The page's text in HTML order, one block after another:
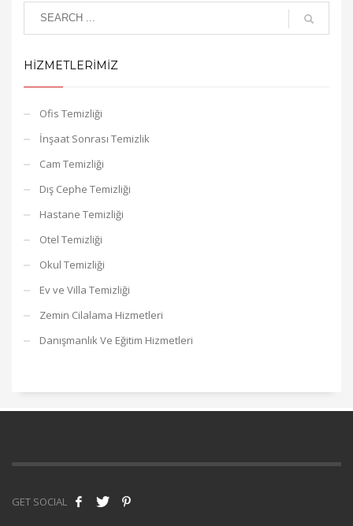
HIZMETLERIMIZ
Ofis Temizliği
İnşaat Sonrası Temizlik
Cam Temizliği
Dış Cephe Temizliği
Hastane Temizliği
Otel Temizliği
Okul Temizliği
Ev ve Villa Temizliği
Zemin Cilalama Hizmetleri
Danışmanlık Ve Eğitim Hizmetleri
GET SOCIAL